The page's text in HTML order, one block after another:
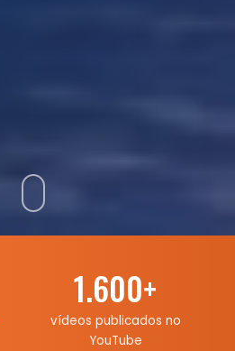
1.600+
vídeos publicados no
YouTube